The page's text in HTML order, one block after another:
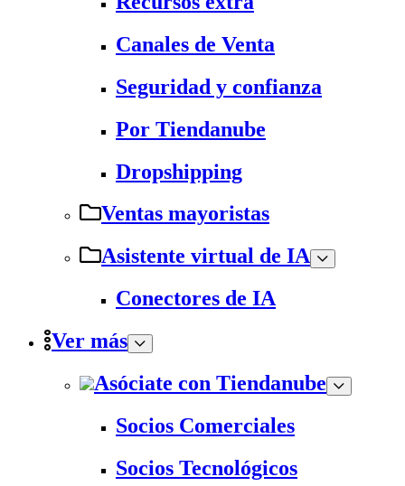
Canales de Venta
Seguridad y confianza
Por Tiendanube
Dropshipping
Ventas mayoristas
Asistente virtual de IA
Conectores de IA
Ver más
Asóciate con Tiendanube
Socios Comerciales
Socios Tecnológicos